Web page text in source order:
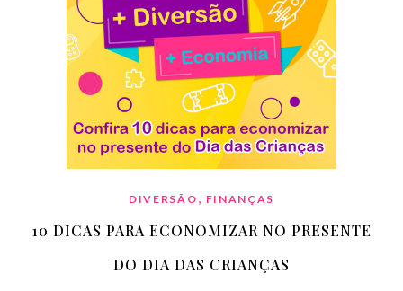
DIVERSÃO , FINANÇAS
10 DICAS PARA ECONOMIZAR NO PRESENTE
DO DIA DAS CRIANÇAS